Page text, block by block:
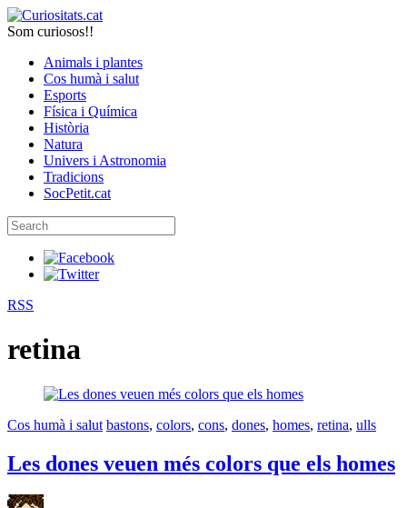
Som curiosos!!
Animals i plantes
Cos humà i salut
Esports
Física i Química
Història
Natura
Univers i Astronomia
Tradicions
SocPetit.cat
RSS
retina
Cos humà i salut bastons, colors, cons, dones, homes, retina, ulls
Les dones veuen més colors que els homes